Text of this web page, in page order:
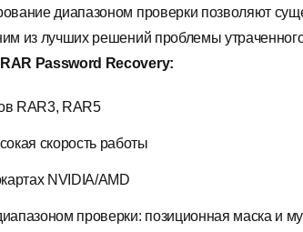
диапазоном проверки позволяют
из лучших решений проблемы
Password Recovery:
RAR3, RAR5
скорость работы
NVIDIA/AMD
проверки: позиционная маска и